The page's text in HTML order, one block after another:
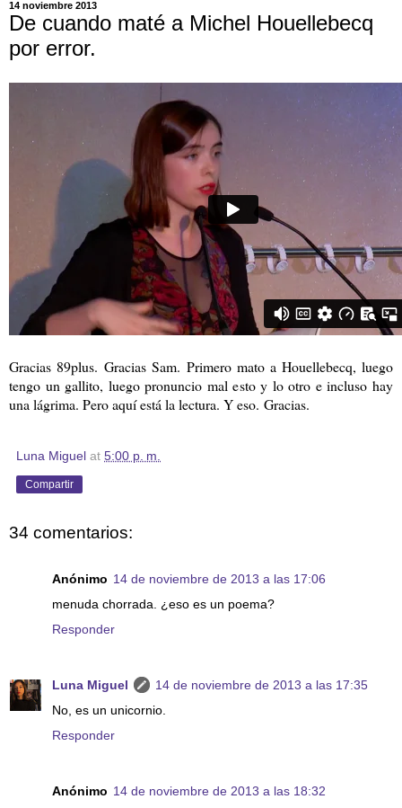
14 noviembre 2013
De cuando maté a Michel Houellebecq
por error.
Gracias 89plus. Gracias Sam. Primero mato a Houellebecq, luego
tengo un gallito, luego pronuncio mal esto y lo otro e incluso hay
una lágrima. Pero aquí está la lectura. Y eso. Gracias.
Luna Miguel at 5:00 p. m.
Compartir
34 comentarios:
Anónimo 14 de noviembre de 2013 a las 17:06
menuda chorrada. ¿eso es un poema?
Responder
Luna Miguel
14 de noviembre de 2013 a las 17:35
No, es un unicornio.
Responder
Anónimo 14 de noviembre de 2013 a las 18:32